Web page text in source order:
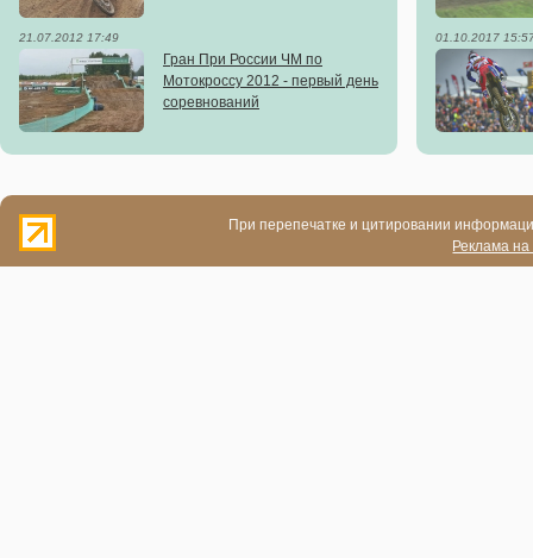
21.07.2012 17:49
Гран При России ЧМ по
Мотокроссу 2012 - первый день
соревнований
01.10.2017
При перепечатке и цитировании
Реклама на